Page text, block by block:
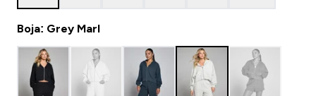
Boja: Grey Marl